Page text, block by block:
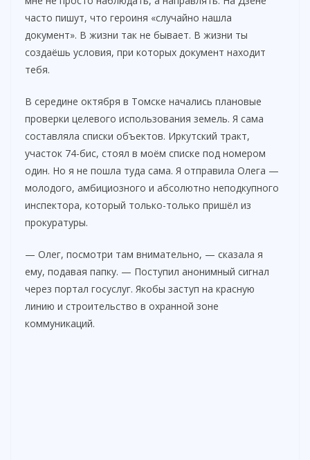
часто пишут, что героиня «случайно нашла
документ». В жизни так не бывает. В жизни ты
создаёшь условия, при которых документ находит
тебя.
В середине октября в Томске начались плановые
проверки целевого использования земель. Я сама
составляла списки объектов. Иркутский тракт,
участок 74-бис, стоял в моём списке под номером
один. Но я не пошла туда сама. Я отправила Олега —
молодого, амбициозного и абсолютно неподкупного
инспектора, который только-только пришёл из
прокуратуры.
— Олег, посмотри там внимательно, — сказала я
ему, подавая папку. — Поступил анонимный сигнал
через портал госуслуг. Якобы заступ на красную
линию и строительство в охранной зоне
коммуникаций.